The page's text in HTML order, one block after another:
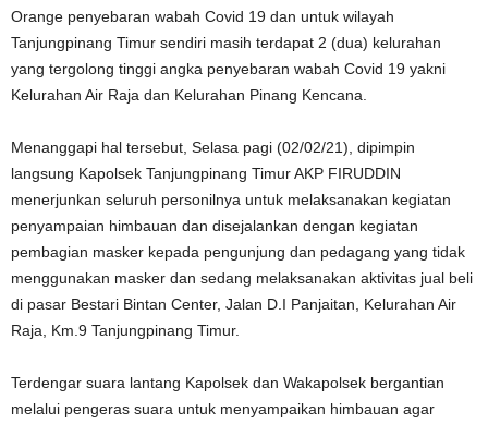
Orange penyebaran wabah Covid 19 dan untuk wilayah
Tanjungpinang Timur sendiri masih terdapat 2 (dua) kelurahan
yang tergolong tinggi angka penyebaran wabah Covid 19 yakni
Kelurahan Air Raja dan Kelurahan Pinang Kencana.
Menanggapi hal tersebut, Selasa pagi (02/02/21), dipimpin
langsung Kapolsek Tanjungpinang Timur AKP FIRUDDIN
menerjunkan seluruh personilnya untuk melaksanakan kegiatan
penyampaian himbauan dan disejalankan dengan kegiatan
pembagian masker kepada pengunjung dan pedagang yang tidak
menggunakan masker dan sedang melaksanakan aktivitas jual beli
di pasar Bestari Bintan Center, Jalan D.I Panjaitan, Kelurahan Air
Raja, Km.9 Tanjungpinang Timur.
Terdengar suara lantang Kapolsek dan Wakapolsek bergantian
melalui pengeras suara untuk menyampaikan himbauan agar